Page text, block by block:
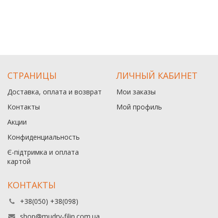
СТРАНИЦЫ
Доставка, оплата и возврат
Контакты
Акции
Конфиденциальность
Є-підтримка и оплата
картой
ЛИЧНЫЙ КАБИНЕТ
Мои заказы
Мой профиль
КОНТАКТЫ
+38(050) +38(098)